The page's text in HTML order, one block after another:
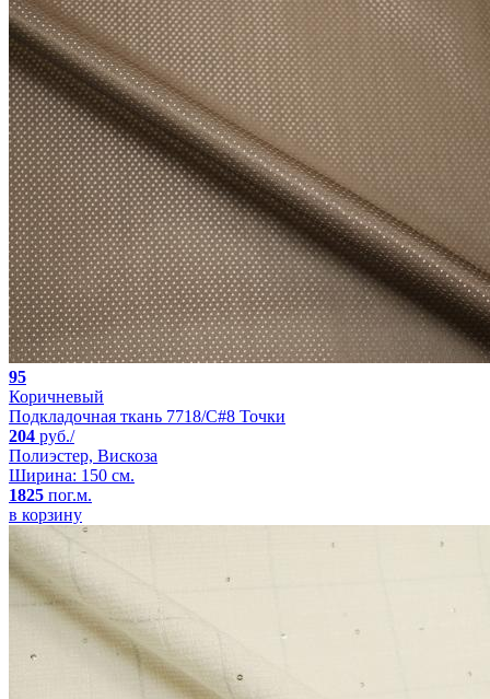
95
Коричневый
Подкладочная ткань 7718/C#8 Точки
204 руб./
Полиэстер, Вискоза
Ширина: 150 см.
1825 пог.м.
в корзину